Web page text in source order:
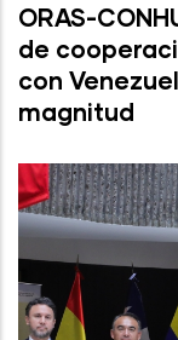
ORAS-
de
con
magnitud